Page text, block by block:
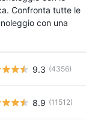
Confronta tutte le
con una
9.3 (4356)
8.9 (11512)